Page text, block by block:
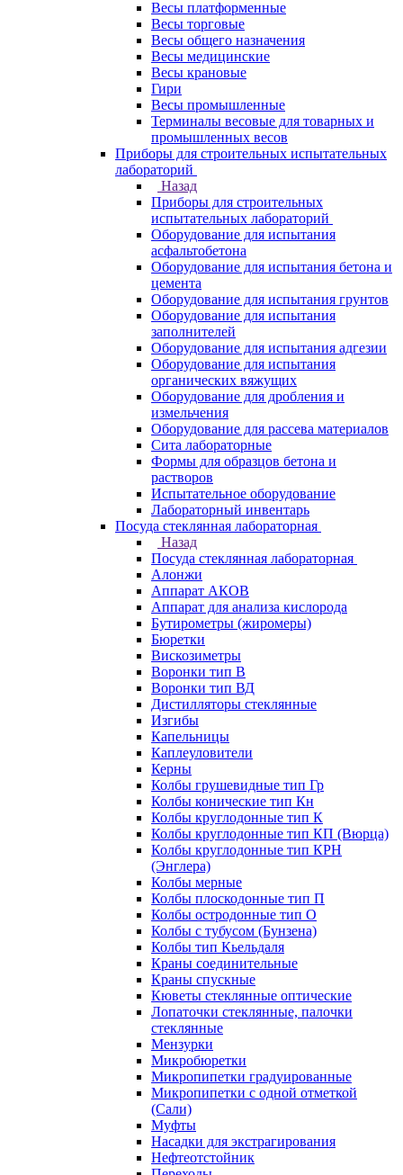
Весы платформенные
Весы торговые
Весы общего назначения
Весы медицинские
Весы крановые
Гири
Весы промышленные
Терминалы весовые для товарных и
промышленных весов
Приборы для строительных испытательных
лабораторий
Назад
Приборы для строительных
испытательных лабораторий
Оборудование для испытания
асфальтобетона
Оборудование для испытания бетона и
цемента
Оборудование для испытания грунтов
Оборудование для испытания
заполнителей
Оборудование для испытания адгезии
Оборудование для испытания
органических вяжущих
Оборудование для дробления и
измельчения
Оборудование для рассева материалов
Сита лабораторные
Формы для образцов бетона и
растворов
Испытательное оборудование
Лабораторный инвентарь
Посуда стеклянная лабораторная
Назад
Посуда стеклянная лабораторная
Алонжи
Аппарат АКОВ
Аппарат для анализа кислорода
Бутирометры (жиромеры)
Бюретки
Вискозиметры
Воронки тип В
Воронки тип ВД
Дистилляторы стеклянные
Изгибы
Капельницы
Каплеуловители
Керны
Колбы грушевидные тип Гр
Колбы конические тип Кн
Колбы круглодонные тип К
Колбы круглодонные тип КП (Вюрца)
Колбы круглодонные тип КРН
(Энглера)
Колбы мерные
Колбы плоскодонные тип П
Колбы остродонные тип О
Колбы с тубусом (Бунзена)
Колбы тип Кьельдаля
Краны соединительные
Краны спускные
Кюветы стеклянные оптические
Лопаточки стеклянные, палочки
стеклянные
Мензурки
Микробюретки
Микропипетки градуированные
Микропипетки с одной отметкой
(Сали)
Муфты
Насадки для экстрагирования
Нефтеотстойник